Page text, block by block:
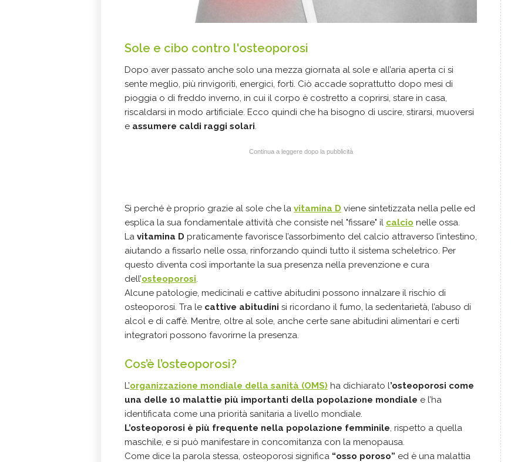
Sole e cibo contro l'osteoporosi
Dopo aver passato anche solo una mezza giornata al sole e all’aria aperta ci si
sente meglio, più rinvigoriti, energici, forti. Ciò accade soprattutto dopo mesi di
pioggia o di freddo inverno, in cui il corpo è costretto a coprirsi, stare in casa,
riscaldarsi in modo artificiale. Ecco quindi che ha bisogno di uscire, stirarsi, muoversi
e assumere caldi raggi solari.
Continua a leggere dopo la pubblicità
Sì perché è proprio grazie al sole che la vitamina D viene sintetizzata nella pelle ed
esplica la sua fondamentale attività che consiste nel "fissare" il calcio nelle ossa.
La vitamina D praticamente favorisce l’assorbimento del calcio attraverso l’intestino,
aiutando a fissarlo nelle ossa, rinforzando quindi tutto il sistema scheletrico. Per
questo diventa così importante la sua presenza nella prevenzione e cura
dell’osteoporosi.
Alcune patologie, medicinali e cattive abitudini possono innalzare il rischio di
osteoporosi. Tra le cattive abitudini si ricordano il fumo, la sedentarietà, l’abuso di
alcol e di caffè. Mentre, oltre al sole, anche certe sane abitudini alimentari e certi
integratori possono favorirne la presenza.
Cos’è l’osteoporosi?
L’organizzazione mondiale della sanità (OMS) ha dichiarato l’osteoporosi come
una delle 10 malattie più importanti della popolazione mondiale e l’ha
identificata come una priorità sanitaria a livello mondiale.
L’osteoporosi è più frequente nella popolazione femminile, rispetto a quella
maschile, e si può manifestare in concomitanza con la menopausa.
Come dice la parola stessa, osteoporosi significa “osso poroso” ed è una malattia